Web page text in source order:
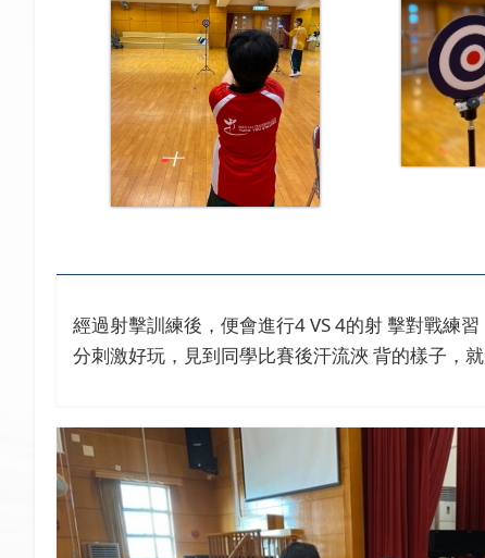
經過射擊訓練後，便會進行4 VS 4的射 擊對戰練
分刺激好玩，見到同學比賽後汗流浹 背的樣子，就